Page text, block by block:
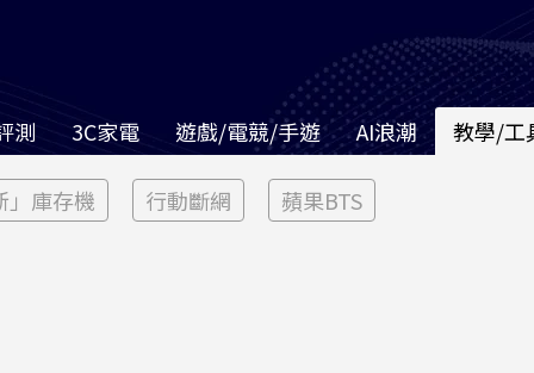
測 3C家電 遊戲/電競/手遊 AI浪潮 教學/工
」庫存機 行動斷網 蘋果BTS